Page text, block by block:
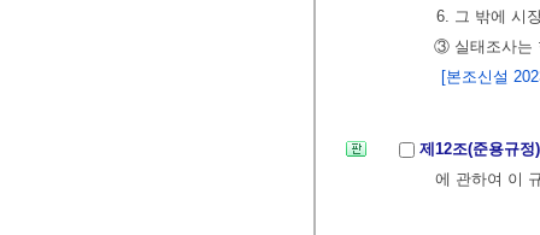
6. 그 밖에 시
③ 실태조사는
[본조신설
제12조(준용규
에 관하여 이